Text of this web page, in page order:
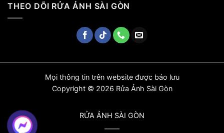
THEO DÕI RỬA ẢNH SÀI GÒN
Mọi thông tin trên website được bảo lưu
Copyright © 2026 Rửa Ảnh Sài Gòn
RỬA ẢNH SÀI GÒN